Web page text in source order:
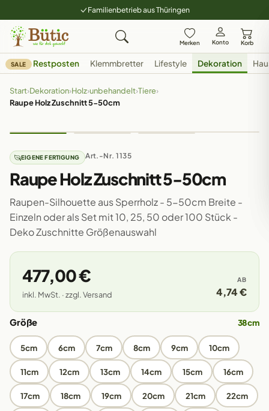
Familienbetrieb aus Thüringen
Merken Konto Korb
SALE Restposten Klemmbretter Lifestyle Dekoration
Start›Dekoration›Holz›unbehandelt›Tiere›
Raupe Holz Zuschnitt 5-50cm
EIGENE FERTIGUNG Art.-Nr. 1135
Raupe Holz Zuschnitt 5-50cm
Raupen-Silhouette aus Sperrholz - 5-50cm Breite -
Einzeln oder als Set mit 10, 25, 50 oder 100 Stück -
Deko Zuschnitte Größenauswahl
477,00 €
inkl. MwSt. · zzgl. Versand
AB
4,74 €
Größe 38cm
5cm 6cm 7cm 8cm 9cm 10cm
11cm 12cm 13cm 14cm 15cm 16cm
17cm 18cm 19cm 20cm 21cm 22cm